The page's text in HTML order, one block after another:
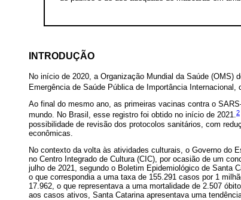
INTRODUÇÃO
No início de 2020, a Organização Mundial da Saúde (OMS)
Emergência de Saúde Pública de Importância Internacional,
Ao final do mesmo ano, as primeiras vacinas contra o
mundo. No Brasil, esse registro foi obtido no início de 2021.2
possibilidade de revisão dos protocolos sanitários, com
econômicas.
No contexto da volta às atividades culturais, o Governo do
no Centro Integrado de Cultura (CIC), por ocasião de um
julho de 2021, segundo o Boletim Epidemiológico de Santa
o que correspondia a uma taxa de 155.291 casos por 1
17.962, o que representava a uma mortalidade de 2.507
aos casos ativos, Santa Catarina apresentava uma